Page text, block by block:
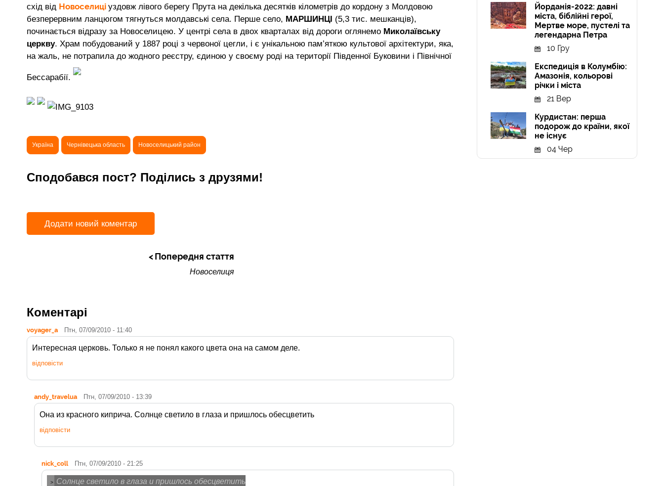
схід від Новоселиці уздовж лівого берегу Прута на декілька десятків кілометрів до кордону з Молдовою
безперервним ланцюгом тягнуться молдавські села. Перше село, МАРШИНЦІ (5,3 тис. мешканців),
починається відразу за Новоселицею. У центрі села в двох кварталах від дороги оглянемо Миколаївську
церкву. Храм побудований у 1887 році з червоної цегли, і є унікальною пам’яткою культової архітектури, яка,
на жаль, не потрапила до жодного реєстру, єдиною у своєму роді на території Південної Буковини і Північної
Бессарабії.
Україна Чернівецька область Новоселицький район
Сподобався пост? Поділись з друзями!
Додати новий коментар
Попередня стаття
Новоселиця
Коментарі
voyager_a Птн, 07/09/2010 - 11:40
Интересная церковь. Только я не понял какого цвета она на самом деле.
відповісти
andy_travelua Птн, 07/09/2010 - 13:39
Она из красного киприча. Солнце светило в глаза и пришлось обесцветить
відповісти
nick_coll Птн, 07/09/2010 - 21:25
>
Солнце светило в глаза и пришлось обесцветить
Йорданія-2022: давні
міста, біблійні герої,
Мертве море, пустелі та
легендарна Петра
10 Гру
Експедиція в Колумбію:
Амазонія, кольорові
річки і міста
21 Вер
Курдистан: перша
подорож до країни, якої
не існує
04 Чер